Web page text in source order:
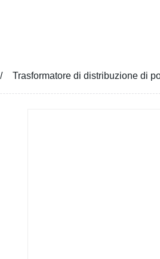
Trasformatore di distribuzione di